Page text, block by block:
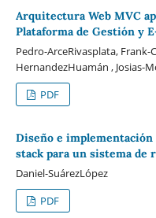
Arquitectura Web MVC
Plataforma de Gestión y
Pedro-ArceRivasplata, Frank-
HernandezHuamán , Josias-
PDF
Diseño e
stack para un sistema de
Daniel-SuárezLópez
PDF